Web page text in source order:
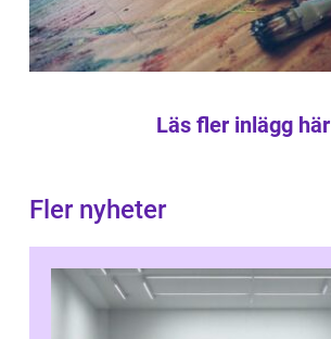
Läs fler inlägg här
Fler nyheter